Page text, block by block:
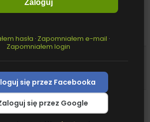
Zaloguj
hasła · Zapomniałem e-mail ·
Zapomniałem login
się przez Facebooka
się przez Google
wystarczy. Jeśli chcesz na
grzejne. Zresztą to wszystko tyczy
Odpowiedz z cytatem
to coś takiego :